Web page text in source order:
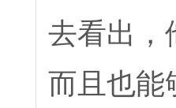
去看出，
而且也能